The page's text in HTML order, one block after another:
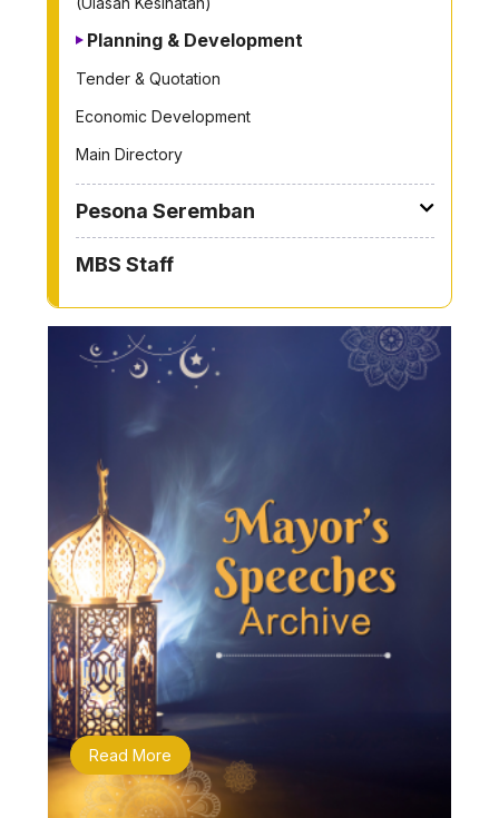
Planning & Development
Tender & Quotation
Economic Development
Main Directory
Pesona Seremban
MBS Staff
Read More